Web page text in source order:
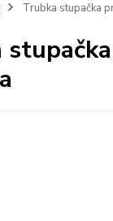
Trubka stupačka